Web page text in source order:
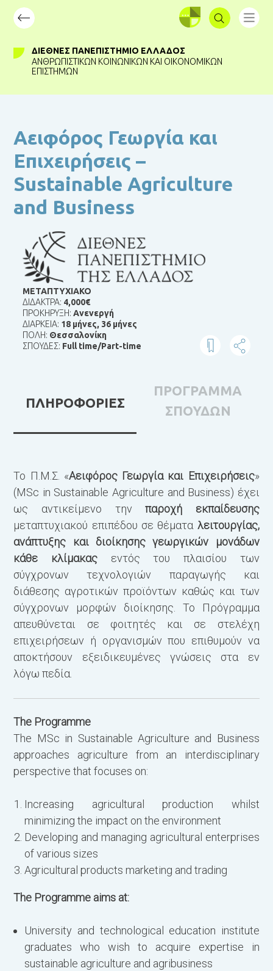
ΣΥΝΔΕΣΗ
ΔΙΕΘΝΈΣ ΠΑΝΕΠΙΣΤΉΜΙΟ ΕΛΛΆΔΟΣ
ΑΝΘΡΩΠΙΣΤΙΚΏΝ ΚΟΙΝΩΝΙΚΏΝ ΚΑΙ ΟΙΚΟΝΟΜΙΚΏΝ
ΕΠΙΣΤΗΜΏΝ
Αειφόρος Γεωργία και
Επιχειρήσεις –
Sustainable Agriculture
and Business
ΜΕΤΑΠΤΥΧΙΑΚΟ
ΔΙΔΑΚΤΡΑ: 4,000€
ΠΡΟΚΗΡΥΞΗ:Ανενεργή
ΔΙΑΡΚΕΙΑ: 18 μήνες, 36 μήνες
ΠΟΛΗ: Θεσσαλονίκη
ΣΠΟΥΔΕΣ: Full time/Part-time
ΠΛΗΡΟΦΟΡΙΕΣ
ΠΡΟΓΡΑΜΜΑ
ΣΠΟΥΔΩΝ
Το Π.Μ.Σ. «Αειφόρος Γεωργία και Επιχειρήσεις»
(MSc in Sustainable Agriculture and Business) έχει
ως αντικείμενο τηνπαροχή εκπαίδευσης
μεταπτυχιακού επιπέδου σε θέματα λειτουργίας,
ανάπτυξης και διοίκησης γεωργικών μονάδων
κάθε κλίμακας εντός του πλαισίου των
σύγχρονων τεχνολογιών παραγωγής και
διάθεσης αγροτικών προϊόντων καθώς και των
σύγχρονων μορφών διοίκησης. Το Πρόγραμμα
απευθύνεται σε φοιτητές και σε στελέχη
επιχειρήσεων ή οργανισμών που επιθυμούν να
αποκτήσουν εξειδικευμένες γνώσεις στα εν
λόγω πεδία.
The Programme
The MSc in Sustainable Agriculture and Business
approaches agriculture from an interdisciplinary
perspective that focuses on:
Increasing agricultural production whilst
minimizing the impact on the environment
Developing and managing agricultural enterprises
of various sizes
Agricultural products marketing and trading
The Programme aims at:
University and technological education institute
graduates who wish to acquire expertise in
sustainable agriculture and agribusiness